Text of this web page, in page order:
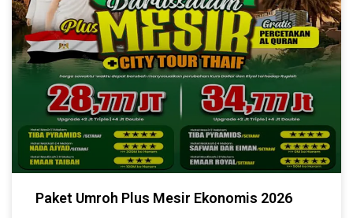
Paket Umroh Plus Mesir Ekonomis 2026